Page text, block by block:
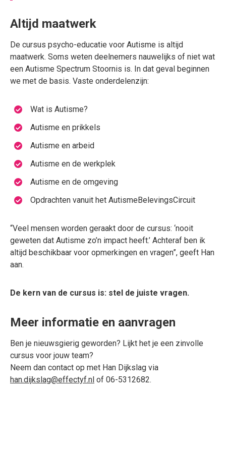
Altijd maatwerk
De cursus psycho-educatie voor Autisme is altijd
maatwerk. Soms weten deelnemers nauwelijks of niet wat
een Autisme Spectrum Stoornis is. In dat geval beginnen
we met de basis. Vaste onderdelenzijn:
Wat is Autisme?
Autisme en prikkels
Autisme en arbeid
Autisme en de werkplek
Autisme en de omgeving
Opdrachten vanuit het AutismeBelevingsCircuit
“Veel mensen worden geraakt door de cursus: ‘nooit
geweten dat Autisme zo’n impact heeft.’ Achteraf ben ik
altijd beschikbaar voor opmerkingen en vragen”, geeft Han
aan.
De kern van de cursus is: stel de juiste vragen.
Meer informatie en aanvragen
Ben je nieuwsgierig geworden? Lijkt het je een zinvolle
cursus voor jouw team?
Neem dan contact op met Han Dijkslag via
han.dijkslag@effectyf.nl of 06-5312682.